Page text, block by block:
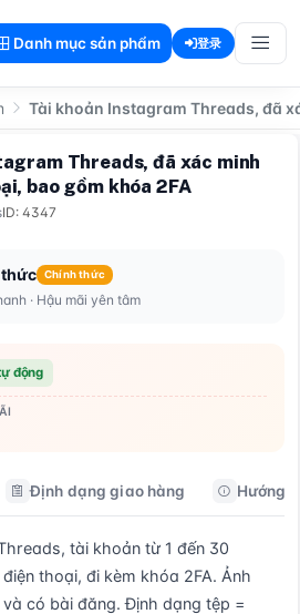
Danh mục sản phẩm 登录
Tài khoản Instagram Threads, đã
Threads, đã xác minh
bao gồm khóa 2FA
ID: 4347
Chính thức
· Hậu mãi yên tâm
động
Định dạng giao hàng Hướng
tài khoản từ 1 đến 30
thoại, đi kèm khóa 2FA. Ảnh
có bài đăng. Định dạng tệp =